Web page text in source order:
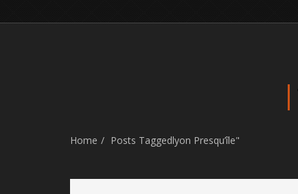
Home Posts Taggedlyon Presqu’île"